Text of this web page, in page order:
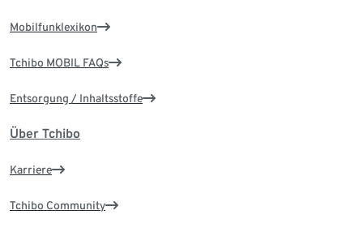
Mobilfunklexikon
Tchibo MOBIL FAQs
Entsorgung / Inhaltsstoffe
Über Tchibo
Karriere
Tchibo Community